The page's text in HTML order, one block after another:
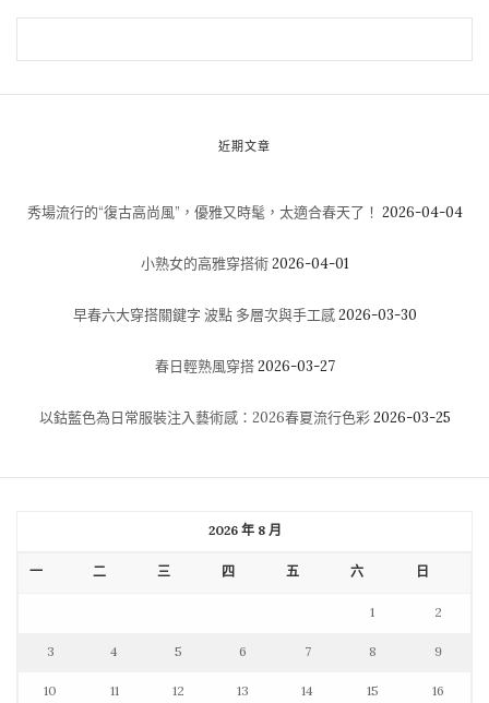
近期文章
秀場流行的“復古高尚風”，優雅又時髦，太適合春天了！ 2026-04-04
小熟女的高雅穿搭術 2026-04-01
早春六大穿搭關鍵字 波點 多層次與手工感 2026-03-30
春日輕熟風穿搭 2026-03-27
以鈷藍色為日常服裝注入藝術感：2026春夏流行色彩 2026-03-25
2026 年 8 月
一 二 三 四 五 六 日
1 2
3 4 5 6 7 8 9
10 11 12 13 14 15 16